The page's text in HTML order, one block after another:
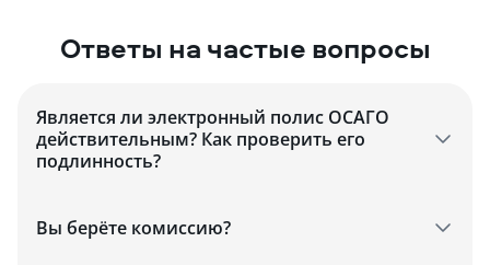
Ответы на частые вопросы
Является ли электронный полис ОСАГО
действительным? Как проверить его
подлинность?
Вы берёте комиссию?